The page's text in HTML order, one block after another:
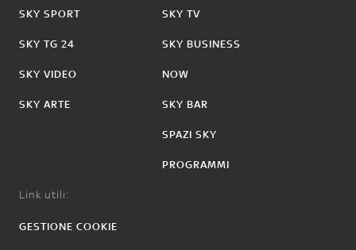
SKY SPORT
SKY TG 24
SKY VIDEO
SKY ARTE
SKY TV
SKY BUSINESS
NOW
SKY BAR
SPAZI SKY
PROGRAMMI
Link utili:
GESTIONE COOKIE